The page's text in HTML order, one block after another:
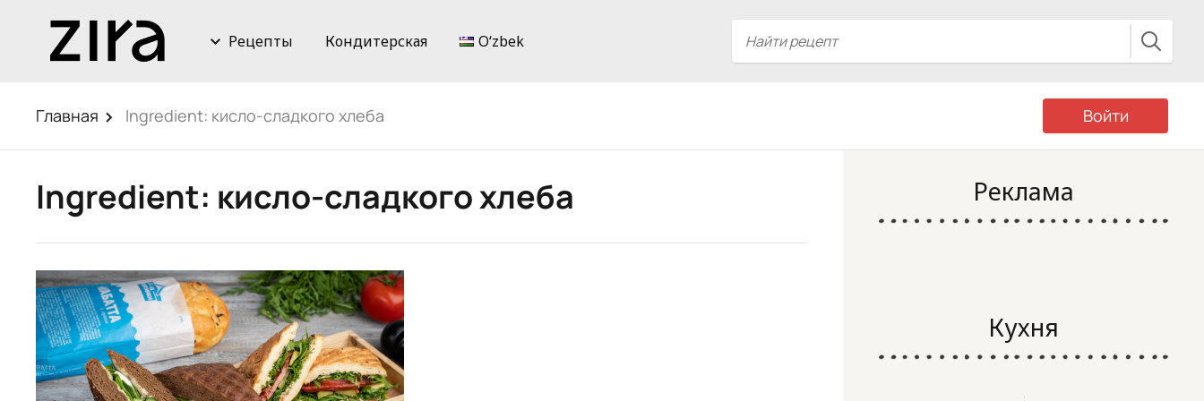
Рецепты Кондитерская Oʻzbek
Главная Ingredient: кисло-сладкого хлеба Войти
Ingredient: кисло-сладкого хлеба Реклама
Кухня